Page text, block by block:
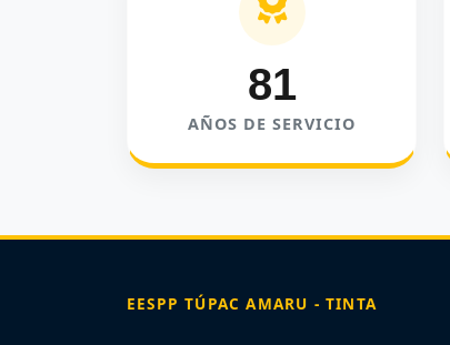
81
AÑOS DE SERVICIO
EESPP TÚPAC AMARU - TINTA